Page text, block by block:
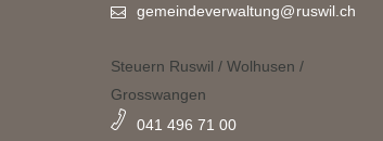
gemeindeverwaltung@ruswil.ch
Steuern Ruswil / Wolhusen /
Grosswangen
041 496 71 00